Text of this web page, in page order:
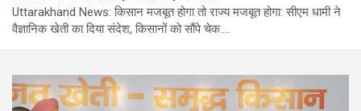
Uttarakhand News: किसान मजबूत होगा तो राज्य मजबूत होगा: सीएम धामी ने
वैज्ञानिक खेती का दिया संदेश, किसानों को सौंपे चेक….